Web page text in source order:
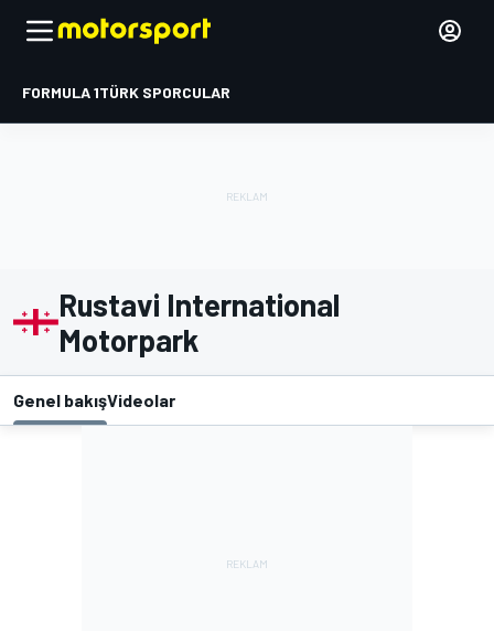
FORMULA 1TÜRK SPORCULAR
Rustavi International
Motorpark
Genel bakışVideolar